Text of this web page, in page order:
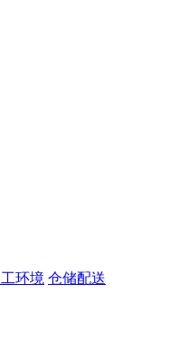
环境 仓储配送